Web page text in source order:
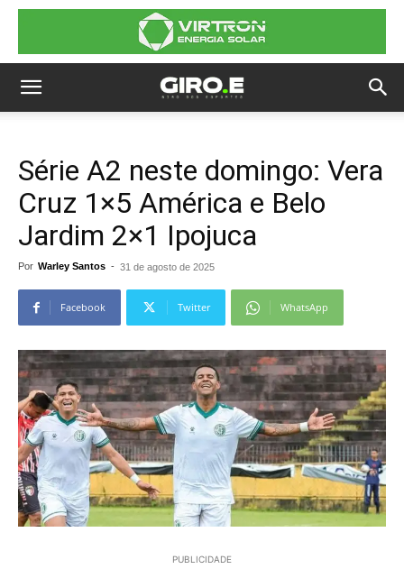
Série A2 neste domingo: Vera
Cruz 1×5 América e Belo
Jardim 2×1 Ipojuca
Por Warley Santos - 31 de agosto de 2025
Facebook Twitter WhatsApp
PUBLICIDADE